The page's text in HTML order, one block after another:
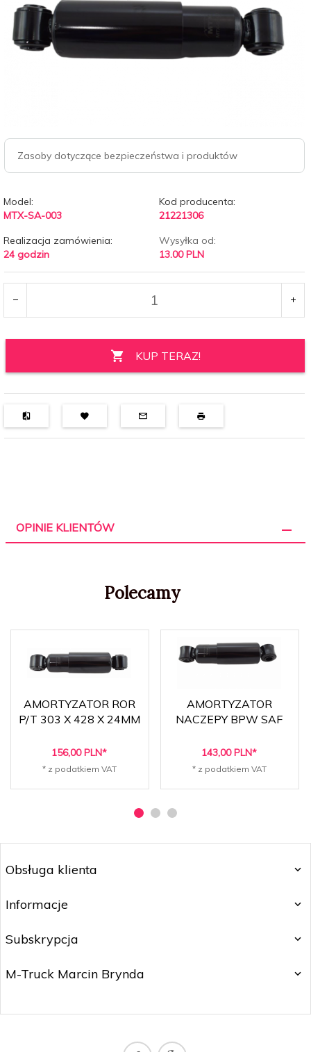
Zasoby dotyczące bezpieczeństwa i produktów
Model:
MTX-SA-003
Kod producenta:
21221306
Realizacja zamówienia:
24 godzin
Wysyłka od:
13.00 PLN
KUP TERAZ!
OPINIE KLIENTÓW
Polecamy
AMORTYZATOR ROR
P/T 303 X 428 X 24MM
156,00 PLN*
* z podatkiem VAT
AMORTYZATOR
NACZEPY BPW SAF
143,00 PLN*
* z podatkiem VAT
Obsługa klienta
Informacje
Subskrypcja
M-Truck Marcin Brynda